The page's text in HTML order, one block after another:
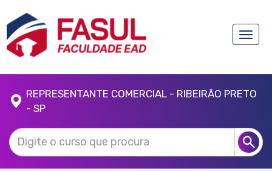
Toggle
REPRESENTANTE COMERCIAL - RIBEIRÃO PRETO
- SP